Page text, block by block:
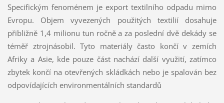
Specifickým fenoménem je export textilního odpadu mimo
Evropu. Objem vyvezených použitých textilií dosahuje
přibližně 1,4 milionu tun ročně a za poslední dvě dekády se
téměř ztrojnásobil. Tyto materiály často končí v zemích
Afriky a Asie, kde pouze část nachází další využití, zatímco
zbytek končí na otevřených skládkách nebo je spalován bez
odpovídajících environmentálních standardů